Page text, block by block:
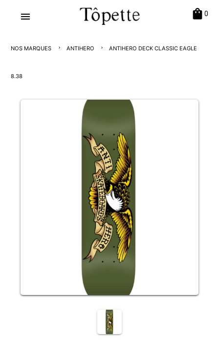
menu shopping_bag 0
NOS MARQUES ANTIHERO ANTIHERO DECK CLASSIC EAGLE
8.38